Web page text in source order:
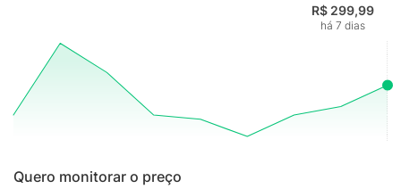
R$ 299,99
há 7 dias
Quero monitorar o preço